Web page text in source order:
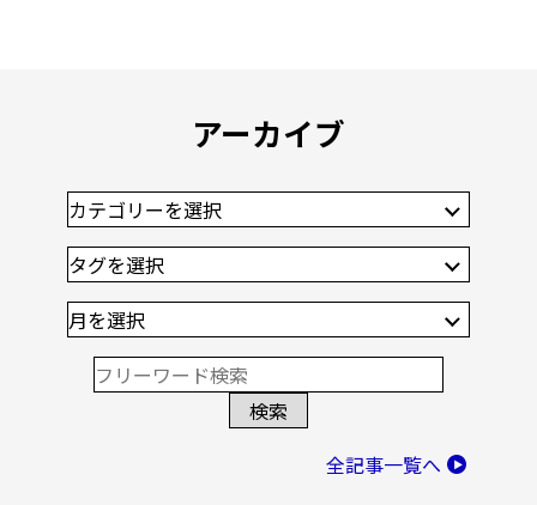
アーカイブ
全記事一覧へ